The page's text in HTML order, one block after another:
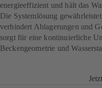
energieeffizient und hält das
Die Systemlösung
verhindert Ablagerungen und
sorgt für eine kontinuierliche
Beckengeometrie und